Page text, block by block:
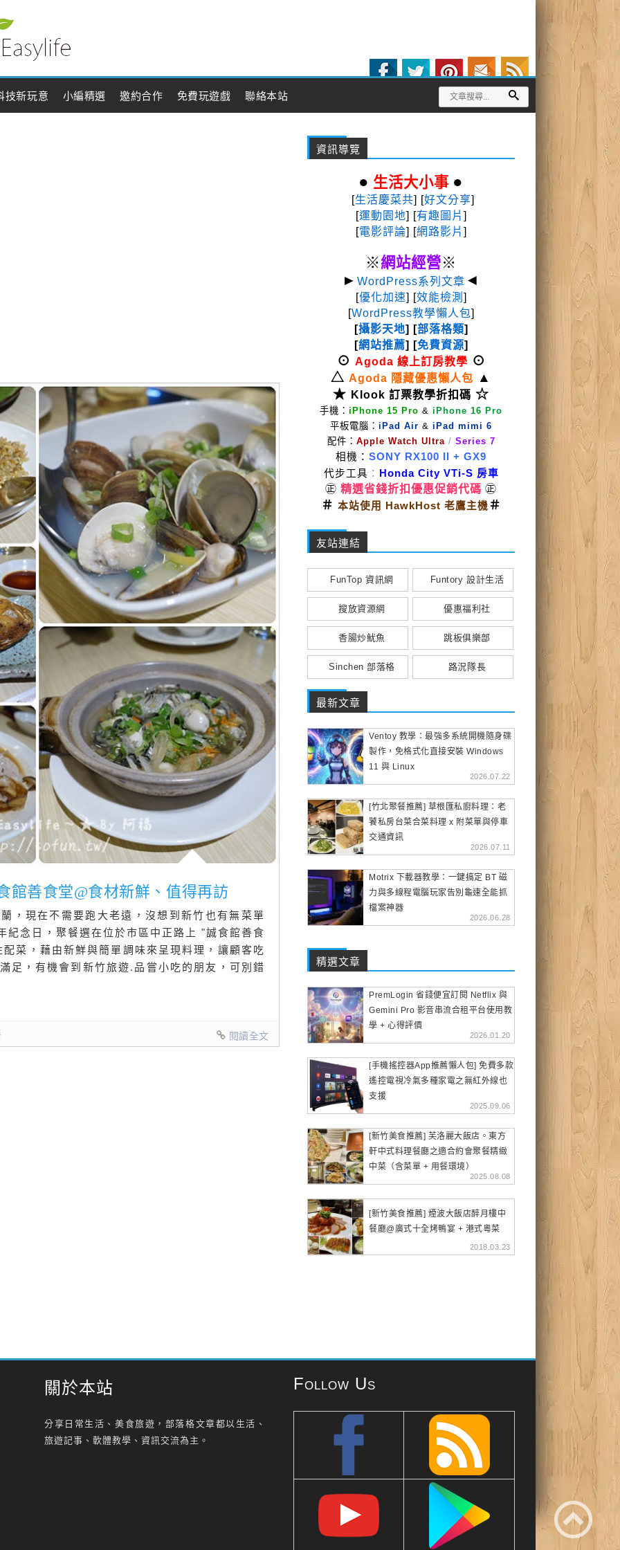
技新玩意 小編精選 邀約合作 免費玩遊戲 聯絡本站
館善食堂@食材新鮮、值得再訪
，現在不需要跑大老遠，沒想到新竹也有無菜單
紀念日，聚餐選在位於市區中正路上 "誠食館善食
菜，藉由新鮮與簡單調味來呈現料理，讓顧客吃
足，有機會到新竹旅遊.品嘗小吃的朋友，可別錯
閱讀全文
資訊導覽
● 生活大小事 ●
[生活慶菜共] [好文分享]
[運動園地] [有趣圖片 ]
[電影評論] [網路影片 ]
※網站經營※
► WordPress系列文章 ◄
[優化加速] [效能檢測 ]
[WordPress教學懶人包]
[攝影天地] [部落格類]
[網站推薦] [免費資源]
⊙ Agoda 線上訂房教學 ⊙
△ Agoda 隱藏優惠懶人包
▲
★ Klook 訂票教學折扣碼 ☆
手機： iPhone 15 Pro & iPhone 16 Pro
平板電腦： iPad Air & iPad mimi 6
配件： Apple Watch Ultra / Series 7
相機： SONY RX100 II
+ GX9
代步工具 ： Honda City VTi-S 房車
㊣ 精選省錢折扣優惠促銷代碼 ㊣
＃ 本站使用 HawkHost 老鷹主機＃
友站連結
FunTop 資訊網 Funtory 設計生活
搜放資源網 優惠福利社
香腸炒魷魚 跳板俱樂部
Sinchen 部落格 路況隊長
最新文章
Ventoy 教學：最強多系統開機隨身碟
製作，免格式化直接安裝 Windows
11 與 Linux
2026.07.22
[竹北聚餐推薦] 草根匯私廚料理：老
饕私房台菜合菜料理 x 附菜單與停車
交通資訊
2026.07.11
Motrix 下載器教學：一鍵搞定 BT 磁
力與多線程電腦玩家告別龜速全能抓
檔案神器
2026.06.28
精選文章
PremLogin 省錢便宜訂閱 Netflix 與
Gemini Pro 影音串流合租平台使用教
學 + 心得評價
2026.01.20
[手機搖控器App推薦懶人包] 免費多款
遙控電視冷氣多種家電之無紅外線也
支援
2025.09.06
[新竹美食推薦] 芙洛麗大飯店。東方
軒中式料理餐廳之適合約會聚餐精緻
中菜（含菜單 + 用餐環境）
2025.08.08
[新竹美食推薦] 煙波大飯店醉月樓中
餐廳@廣式十全烤鴨宴 + 港式粵菜
2018.03.23
關於本站
分享日常生活、美食旅遊，部落格文章都以生活、
旅遊記事、軟體教學、資訊交流為主。
Follow Us